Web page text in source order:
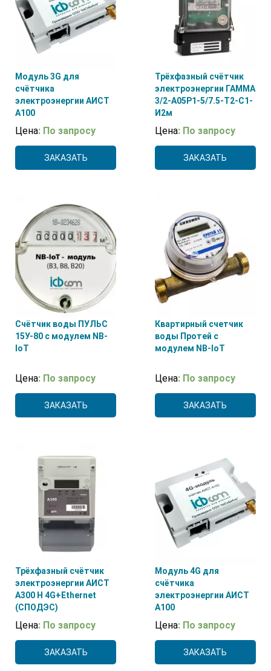
Модуль 3G для
счётчика
электроэнергии АИСТ
А100
Цена: По запросу
ЗАКАЗАТЬ
Трёхфазный счётчик
электроэнергии ГАММА
3/2-А05Р1-5/7.5-Т2-С1-
И2м
Цена: По запросу
ЗАКАЗАТЬ
Счётчик воды ПУЛЬС
15У-80 с модулем NB-
IoT
Цена: По запросу
ЗАКАЗАТЬ
Квартирный счетчик
воды Протей с
модулем NB-IoT
Цена: По запросу
ЗАКАЗАТЬ
Трёхфазный счётчик
электроэнергии АИСТ
А300 H 4G+Ethernet
(СПОДЭС)
Цена: По запросу
ЗАКАЗАТЬ
Модуль 4G для
счётчика
электроэнергии АИСТ
А100
Цена: По запросу
ЗАКАЗАТЬ